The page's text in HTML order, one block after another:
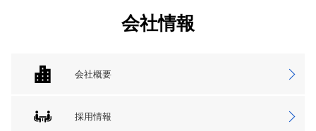
会社情報
会社概要
採用情報